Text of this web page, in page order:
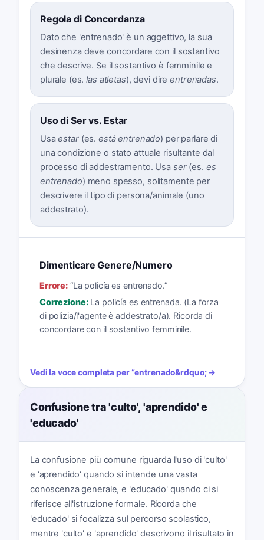
Regola di Concordanza
Dato che 'entrenado' è un aggettivo, la sua
desinenza deve concordare con il sostantivo
che descrive. Se il sostantivo è femminile e
plurale (es.las atletas), devi direentrenadas.
Uso di Ser vs. Estar
Usaestar(es.está entrenado) per parlare di
una condizione o stato attuale risultante dal
processo di addestramento. Usa ser(es. es
entrenado) meno spesso, solitamente per
descrivere il tipo di persona/animale (uno
addestrato).
Dimenticare Genere/Numero
Errore: “La policía es entrenado.”
Correzione: La policía es entrenada. (La forza
di polizia/l'agente è addestrato/a). Ricorda di
concordare con il sostantivo femminile.
Vedi la voce completa per“entrenado&rdquo; →
Confusione tra 'culto', 'aprendido' e
'educado'
La confusione più comune riguarda l'uso di 'culto'
e 'aprendido' quando si intende una vasta
conoscenza generale, e 'educado' quando ci si
riferisce all'istruzione formale. Ricorda che
'educado' si focalizza sul percorso scolastico,
mentre 'culto' e 'aprendido' descrivono il risultato in